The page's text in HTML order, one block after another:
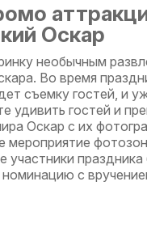
Оскар
необычным
Во время
съемку гостей, и
удивить гостей и
Оскар с их
участники
с